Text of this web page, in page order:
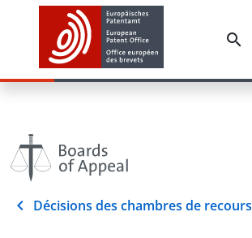
Décisions des chambres de recours